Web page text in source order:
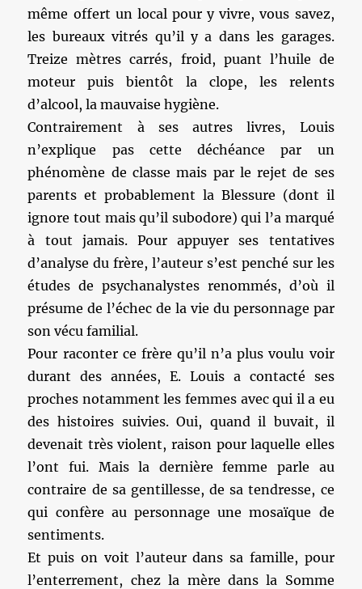
même offert un local pour y vivre, vous savez,
les bureaux vitrés qu’il y a dans les garages.
Treize mètres carrés, froid, puant l’huile de
moteur puis bientôt la clope, les relents
d’alcool, la mauvaise hygiène.
Contrairement à ses autres livres, Louis
n’explique pas cette déchéance par un
phénomène de classe mais par le rejet de ses
parents et probablement la Blessure (dont il
ignore tout mais qu’il subodore) qui l’a marqué
à tout jamais. Pour appuyer ses tentatives
d’analyse du frère, l’auteur s’est penché sur les
études de psychanalystes renommés, d’où il
présume de l’échec de la vie du personnage par
son vécu familial.
Pour raconter ce frère qu’il n’a plus voulu voir
durant des années, E. Louis a contacté ses
proches notamment les femmes avec qui il a eu
des histoires suivies. Oui, quand il buvait, il
devenait très violent, raison pour laquelle elles
l’ont fui. Mais la dernière femme parle au
contraire de sa gentillesse, de sa tendresse, ce
qui confère au personnage une mosaïque de
sentiments.
Et puis on voit l’auteur dans sa famille, pour
l’enterrement, chez la mère dans la Somme